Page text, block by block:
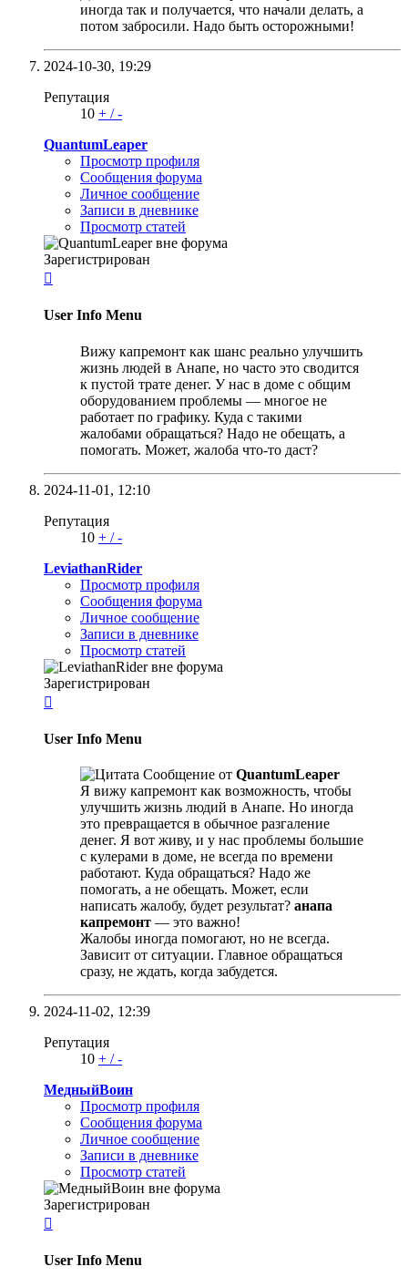
иногда так и получается, что начали делать, а
потом забросили. Надо быть осторожными!
2024-10-30, 19:29
Репутация
10 + /-
QuantumLeaper
Просмотр профиля
Сообщения форума
Личное сообщение
Записи в дневнике
Просмотр статей
Зарегистрирован

User Info Menu
Вижу капремонт как шанс реально улучшить
жизнь людей в Анапе, но часто это сводится
к пустой трате денег. У нас в доме с общим
оборудованием проблемы — многое не
работает по графику. Куда с такими
жалобами обращаться? Надо не обещать, а
помогать. Может, жалоба что‑то даст?
2024-11-01, 12:10
Репутация
10 + /-
LeviathanRider
Просмотр профиля
Сообщения форума
Личное сообщение
Записи в дневнике
Просмотр статей
Зарегистрирован

User Info Menu
Сообщение от QuantumLeaper
Я вижу капремонт как возможность, чтобы
улучшить жизнь людий в Анапе. Но иногда
это превращается в обычное разгаление
денег. Я вот живу, и у нас проблемы большие
с кулерами в доме, не всегда по времени
работают. Куда обращаться? Надо же
помогать, а не обещать. Может, если
написать жалобу, будет результат? анапа
капремонт — это важно!
Жалобы иногда помогают, но не всегда.
Зависит от ситуации. Главное обращаться
сразу, не ждать, когда забудется.
2024-11-02, 12:39
Репутация
10 + /-
МедныйВоин
Просмотр профиля
Сообщения форума
Личное сообщение
Записи в дневнике
Просмотр статей
Зарегистрирован

User Info Menu